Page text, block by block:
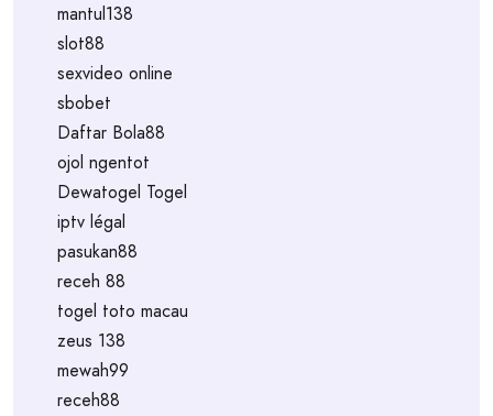
mantul138
slot88
sexvideo online
sbobet
Daftar Bola88
ojol ngentot
Dewatogel Togel
iptv légal
pasukan88
receh 88
togel toto macau
zeus 138
mewah99
receh88